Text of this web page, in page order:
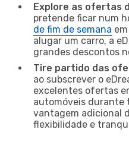
Explore as ofertas
pretende ficar num
de fim de semana
alugar um carro, a
grandes descontos
Tire partido das
ao subscrever o
excelentes ofertas
automóveis durante
vantagem adicional
flexibilidade e